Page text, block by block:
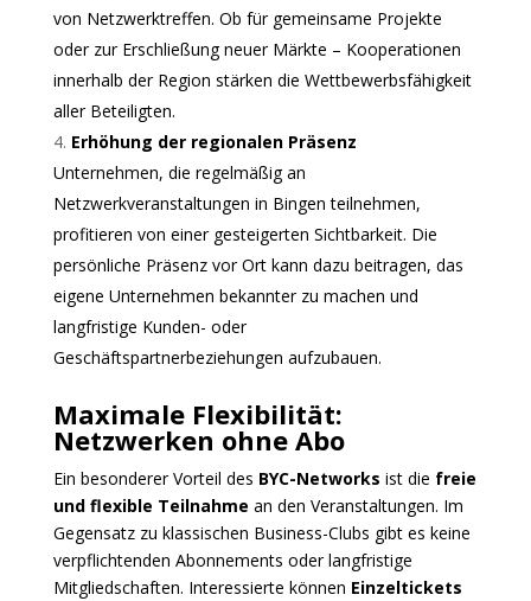
von Netzwerktreffen. Ob für gemeinsame Projekte
oder zur Erschließung neuer Märkte – Kooperationen
innerhalb der Region stärken die Wettbewerbsfähigkeit
aller Beteiligten.
Erhöhung der regionalen Präsenz
Unternehmen, die regelmäßig an
Netzwerkveranstaltungen in Bingen teilnehmen,
profitieren von einer gesteigerten Sichtbarkeit. Die
persönliche Präsenz vor Ort kann dazu beitragen, das
eigene Unternehmen bekannter zu machen und
langfristige Kunden- oder
Geschäftspartnerbeziehungen aufzubauen.
Maximale Flexibilität:
Netzwerken ohne Abo
Ein besonderer Vorteil des BYC-Networks ist die freie
und flexible Teilnahme an den Veranstaltungen. Im
Gegensatz zu klassischen Business-Clubs gibt es keine
verpflichtenden Abonnements oder langfristige
Mitgliedschaften. Interessierte können Einzeltickets